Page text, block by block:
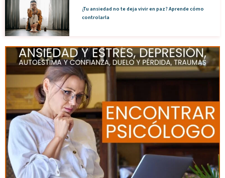
¿Tu ansiedad no te deja vivir en paz? Aprende cómo
controlarla